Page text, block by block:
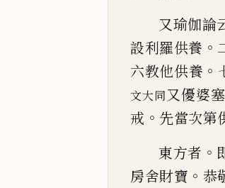
又瑜伽論
設利羅供養 。
六教他供養 。
文大同又優婆
戒 。 先當次第
東方者 。
房舍財寶 。 恭